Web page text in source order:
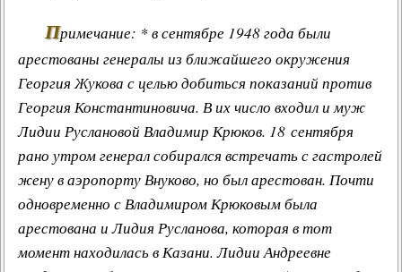
Примечание: * в сентябре 1948 года были
арестованы генералы из ближайшего окружения
Георгия Жукова с целью добиться показаний против
Георгия Константиновича. В их число входил и муж
Лидии Руслановой Владимир Крюков. 18 сентября
рано утром генерал собирался встречать с гастролей
жену в аэропорту Внуково, но был арестован. Почти
одновременно с Владимиром Крюковым была
арестована и Лидия Русланова, которая в тот
момент находилась в Казани. Лидии Андреевне